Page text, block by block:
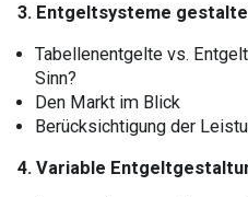
3. Entgeltsysteme
Tabellenentgelte vs.
Sinn?
Den Markt im Blick
Berücksichtigung der
4. Variable